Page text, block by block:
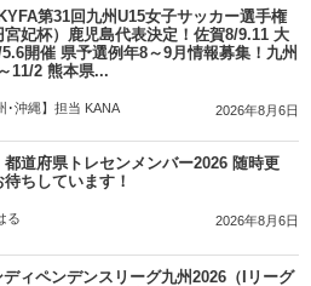
第31回九州U15女子サッカー選手権
宮妃杯）鹿児島代表決定！佐賀8/9.11 大
開催 県予選例年8～9月情報募集！九州
11/2 熊本県...
･沖縄】担当 KANA 2026年8月6日
都道府県トレセンメンバー2026 随時更
ちしています！
る 2026年8月6日
ディペンデンスリーグ九州2026（Iリーグ